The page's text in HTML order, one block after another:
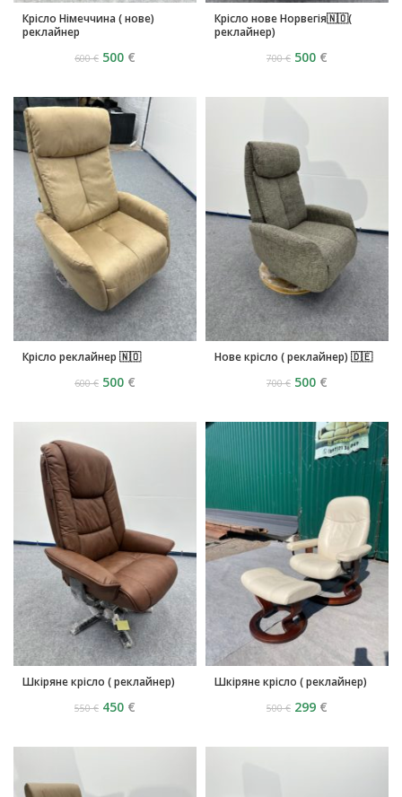
Крісло Німеччина ( нове)
реклайнер
600€ 500 €
Крісло нове Норвегія🇳🇴(
реклайнер)
700€ 500 €
Крісло реклайнер 🇳🇴
600€ 500 €
Нове крісло ( реклайнер) 🇩🇪
700€ 500 €
Шкіряне крісло ( реклайнер)
550€ 450 €
Шкіряне крісло ( реклайнер)
500€ 299 €